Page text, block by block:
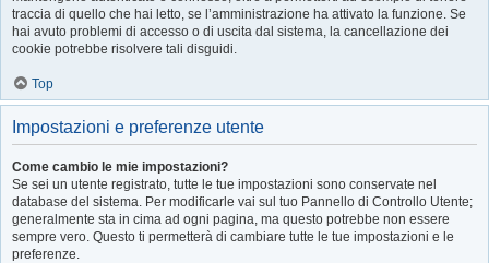
traccia di quello che hai letto, se l’amministrazione ha attivato la funzione. Se
hai avuto problemi di accesso o di uscita dal sistema, la cancellazione dei
cookie potrebbe risolvere tali disguidi.
Top
Impostazioni e preferenze utente
Come cambio le mie impostazioni?
Se sei un utente registrato, tutte le tue impostazioni sono conservate nel
database del sistema. Per modificarle vai sul tuo Pannello di Controllo Utente;
generalmente sta in cima ad ogni pagina, ma questo potrebbe non essere
sempre vero. Questo ti permetterà di cambiare tutte le tue impostazioni e le
preferenze.